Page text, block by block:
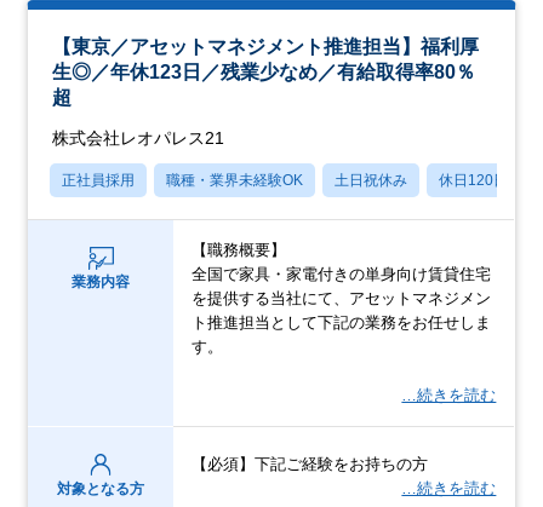
【東京／アセットマネジメント推進担当】福利厚
生◎／年休123日／残業少なめ／有給取得率80％
超
株式会社レオパレス21
正社員採用 職種・業界未経験OK 土日祝休み 休日120日以上
業務内容
【職務概要】
全国で家具・家電付きの単身向け賃貸住宅
を提供する当社にて、アセットマネジメン
ト推進担当として下記の業務をお任せしま
す。
…続きを読む
対象となる方
【必須】下記ご経験をお持ちの方
…続きを読む